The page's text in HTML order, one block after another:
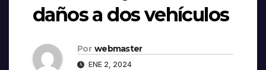
daños a dos vehículos
Por webmaster
ENE 2, 2024